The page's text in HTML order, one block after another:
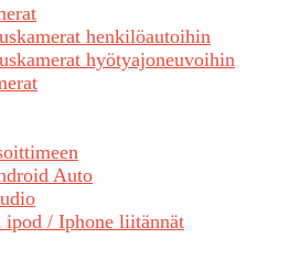
henkilöautoihin
hyötyajoneuvoihin
Auto
ipod / Iphone liitännät